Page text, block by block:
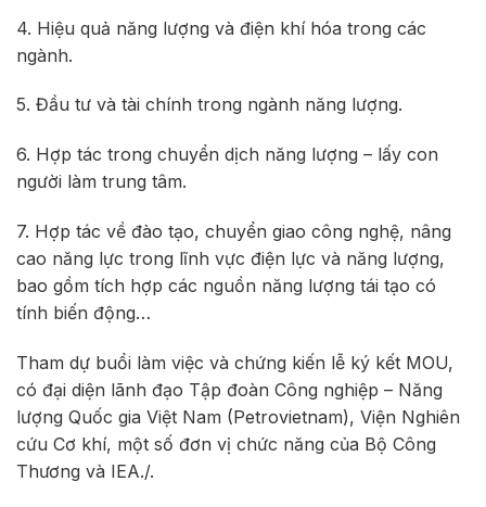
4. Hiệu quả năng lượng và điện khí hóa trong các
ngành.
5. Đầu tư và tài chính trong ngành năng lượng.
6. Hợp tác trong chuyển dịch năng lượng – lấy con
người làm trung tâm.
7. Hợp tác về đào tạo, chuyển giao công nghệ, nâng
cao năng lực trong lĩnh vực điện lực và năng lượng,
bao gồm tích hợp các nguồn năng lượng tái tạo có
tính biến động…
Tham dự buổi làm việc và chứng kiến lễ ký kết MOU,
có đại diện lãnh đạo Tập đoàn Công nghiệp – Năng
lượng Quốc gia Việt Nam (Petrovietnam), Viện Nghiên
cứu Cơ khí, một số đơn vị chức năng của Bộ Công
Thương và IEA./.